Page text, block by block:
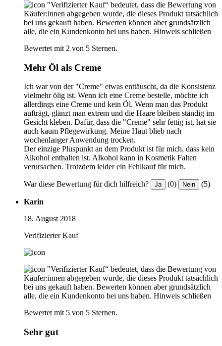
"Verifizierter Kauf“ bedeutet, dass die Bewertung von
Käufer:innen abgegeben wurde, die dieses Produkt tatsächlich
bei uns gekauft haben. Bewerten können aber grundsätzlich
alle, die ein Kundenkonto bei uns haben. Hinweis schließen
Bewertet mit 2 von 5 Sternen.
Mehr Öl als Creme
Ich war von der "Creme" etwas enttäuscht, da die Konsistenz
vielmehr ölig ist. Wenn ich eine Creme bestelle, möchte ich
allerdings eine Creme und kein Öl. Wenn man das Produkt
aufträgt, glänzt man extrem und die Haare bleiben ständig im
Gesicht kleben. Dafür, dass die "Creme" sehr fettig ist, hat sie
auch kaum Pflegewirkung. Meine Haut blieb nach
wochenlanger Anwendung trocken.
Der einzige Pluspunkt an dem Produkt ist für mich, dass kein
Alkohol enthalten ist. Alkohol kann in Kosmetik Falten
verursachen. Trotzdem leider ein Fehlkauf für mich.
War diese Bewertung für dich hilfreich? Ja (0) Nein (5)
Karin
18. August 2018
Verifizierter Kauf
"Verifizierter Kauf“ bedeutet, dass die Bewertung von
Käufer:innen abgegeben wurde, die dieses Produkt tatsächlich
bei uns gekauft haben. Bewerten können aber grundsätzlich
alle, die ein Kundenkonto bei uns haben. Hinweis schließen
Bewertet mit 5 von 5 Sternen.
Sehr gut